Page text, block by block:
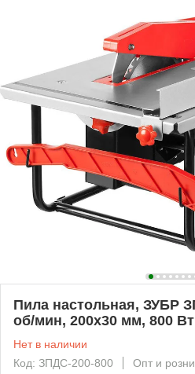
Пила настольная, ЗУБР
об/мин, 200х30 мм, 800
Нет в наличии
Код: ЗПДС-200-800
Опт и